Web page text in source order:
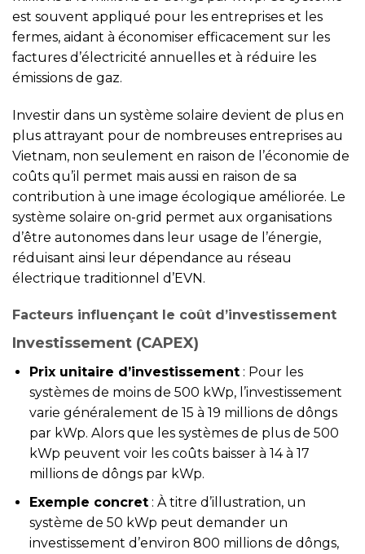
est souvent appliqué pour les entreprises et les
fermes, aidant à économiser efficacement sur les
factures d’électricité annuelles et à réduire les
émissions de gaz.
Investir dans un système solaire devient de plus en
plus attrayant pour de nombreuses entreprises au
Vietnam, non seulement en raison de l’économie de
coûts qu’il permet mais aussi en raison de sa
contribution à une image écologique améliorée. Le
système solaire on-grid permet aux organisations
d’être autonomes dans leur usage de l’énergie,
réduisant ainsi leur dépendance au réseau
électrique traditionnel d’EVN.
Facteurs influençant le coût d’investissement
Investissement (CAPEX)
Prix unitaire d’investissement: Pour les
systèmes de moins de 500 kWp, l’investissement
varie généralement de 15 à 19 millions de dôngs
par kWp. Alors que les systèmes de plus de 500
kWp peuvent voir les coûts baisser à 14 à 17
millions de dôngs par kWp.
Exemple concret: À titre d’illustration, un
système de 50 kWp peut demander un
investissement d’environ 800 millions de dôngs,